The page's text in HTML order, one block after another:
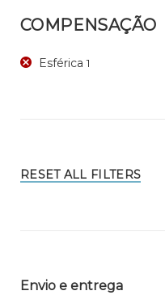
COMPENSAÇÃO
Esférica 1
RESET ALL FILTERS
Envio e entrega